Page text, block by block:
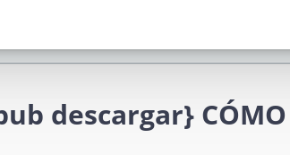
descargar} CÓMO